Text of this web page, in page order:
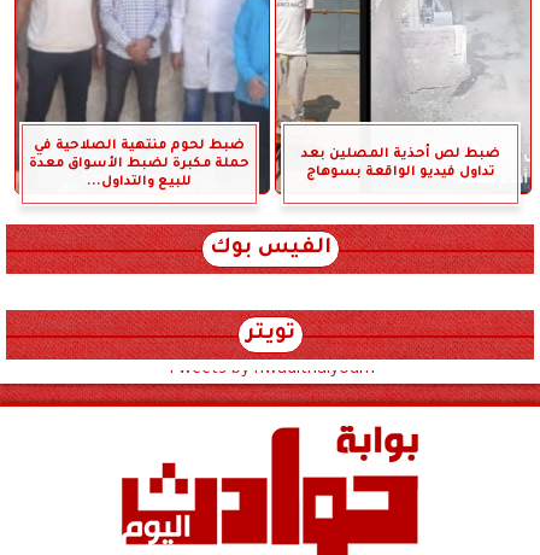
ضبط لص أحذية المصلين بعد
تداول فيديو الواقعة بسوهاج
ضبط لحوم منتهية الصلاحية في
حملة مكبرة لضبط الأسواق معدة
للبيع والتداول...
الفيس بوك
تويتر
Tweets by hwadithalyoum